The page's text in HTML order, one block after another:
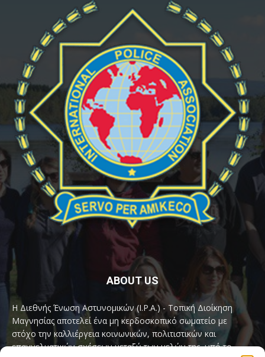
ABOUT US
Η Διεθνής Ένωση Αστυνομικών (I.P.A.) - Τοπική Διοίκηση
Μαγνησίας αποτελεί ένα μη κερδοσκοπικό σωματείο με
στόχο την καλλιέργεια κοινωνικών, πολιτιστικών και
επαγγελματικών σχέσεων μεταξύ των μελών της, υπό το